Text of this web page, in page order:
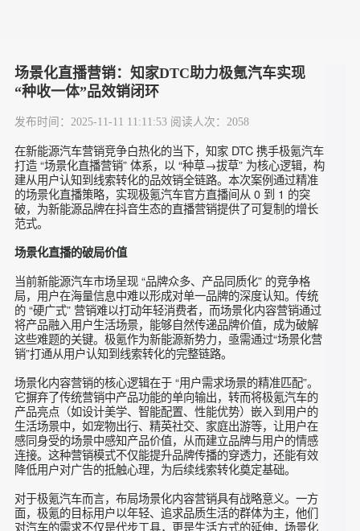
场景化直播营销：知家DTC助力极氪汽车实现
“种收一体”品效销闭环
在新能源汽车营销竞争白热化的当下，知家 DTC 携手极氪汽车
打造 “场景化直播营销” 体系，以 “种草→拔草” 为核心逻辑，构
建从用户认知到线索转化的品效销全链路。本次案例通过精准
的场景化直播策略，实现极氪汽车官方直播间从 0 到 1 的突
破，为新能源品牌在抖音生态的直播营销提供了可复制的增长
范式。
场景化直播的破局价值
当前新能源汽车市场呈现 “品牌众多、产品同质化” 的竞争格
局，用户在海量信息中难以形成对单一品牌的深度认知。传统
的 “硬广式” 营销难以打动年轻消费者，而场景化内容营销通过
将产品融入用户生活场景，能够自然传递品牌价值，成为破解
这些难题的关键。极氪作为新能源新势力，亟需通过“场景化营
销”打通从用户认知到线索转化的完整链路。
场景化内容营销的核心逻辑在于 “用户需求场景的精准匹配”。
它摒弃了传统营销中产品功能的单向输出，转而将极氪汽车的
产品亮点（如设计美学、智能配置、性能优势）嵌入到用户的
生活场景中，如宠物出行、精英社交、家庭出游等，让用户在
感同身受的场景中感知产品价值，从而建立品牌与用户的情感
连接。这种营销模式不仅能提升品牌传播的穿透力，还能有效
降低用户对广告的抵触心理，为后续线索转化奠定基础。